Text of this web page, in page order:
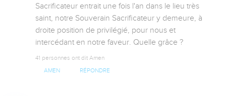
Sacrificateur entrait une fois l'an dans le lieu très
saint, notre Souverain Sacrificateur y demeure, à
droite position de privilégié, pour nous et
intercédant en notre faveur. Quelle grâce ?
41 personnes ont dit Amen
AMEN RÉPONDRE